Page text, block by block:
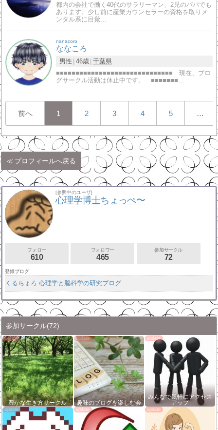
都内の会社で働く40代のサラリーマン、2児のパパでも
あります。少し前に産業カウンセラーの資格を取りメ
ンタル系に目覚…
nanacoro
ななころ
男性 46歳 千葉県
■■■■■■■■■■■■■■■■■■■■■■■■■■■■■■ 現在、ブロ
グサークル活動は休止中です。 ■■■■■■■…
前へ 1 2 3 4 5 …
プロフィールへ戻る
[参照中のユーザ]
心理学博士ちょっぺ〜
フォロー
610
フォロワー
465
参加サークル
72
登録ブログ
くるちょろ 心理学と脳科学の研究ブログ
参加サークル(72)
豊かな生き方サークル 趣味のブログを楽しむ会
みんなで気軽にアクセス
アップ